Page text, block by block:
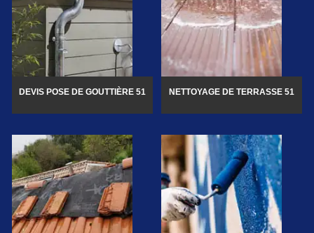
DEVIS POSE DE GOUTTIÈRE 51 NETTOYAGE DE TERRASSE 51